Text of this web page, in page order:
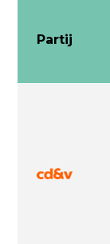
Partij